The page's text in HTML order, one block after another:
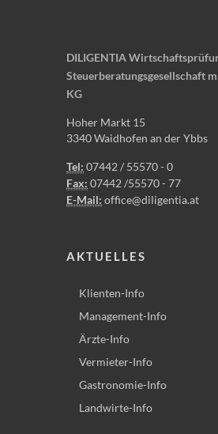
DILIGENTIA
Steuerberatungsgesellschaft
KG
Hoher Markt 15
3340 Waidhofen an der Ybbs
Tel: 07442 / 55570 - 0
Fax: 07442 /55570 - 77
E-Mail: office@diligentia.at
AKTUELLES
Klienten-Info
Management-Info
Ärzte-Info
Vermieter-Info
Gastronomie-Info
Landwirte-Info